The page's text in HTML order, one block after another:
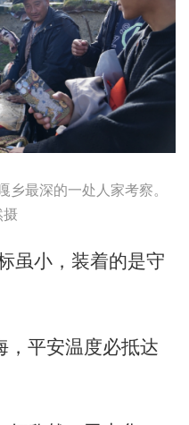
乡最深的一处人家考察。
摄
小，装着的是守
平安温度必抵达